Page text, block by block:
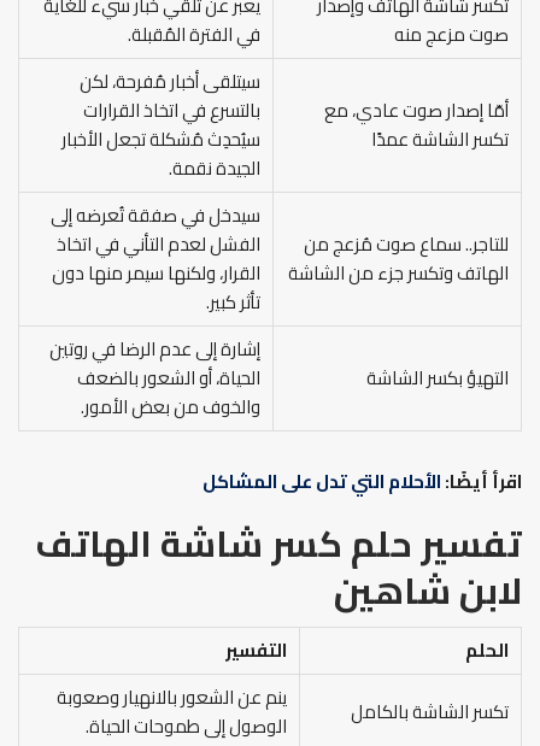
صوت مزعج منه
في الفترة المُقبلة.
أمّا إصدار صوت عادي، مع
تكسر الشاشة عمدًا
سيتلقى أخبار مُفرحة، لكن
بالتسرع في اتخاذ القرارات
سيُحدِث مُشكلة تجعل الأخبار
الجيدة نقمة.
للتاجر.. سماع صوت مُزعج من
الهاتف وتكسر جزء من الشاشة
سيدخل في صفقة تُعرضه إلى
الفشل لعدم التأني في اتخاذ
القرار، ولكنها سيمر منها دون
تأثر كبير.
التهيؤ بكسر الشاشة
إشارة إلى عدم الرضا في روتين
الحياة، أو الشعور بالضعف
والخوف من بعض الأمور.
اقرأ أيضًا:الأحلام التي تدل على المشاكل
تفسير حلم كسر شاشة الهاتف
لابن شاهين
الحلم
التفسير
تكسر الشاشة بالكامل
ينم عن الشعور بالانهيار وصعوبة
الوصول إلى طموحات الحياة.